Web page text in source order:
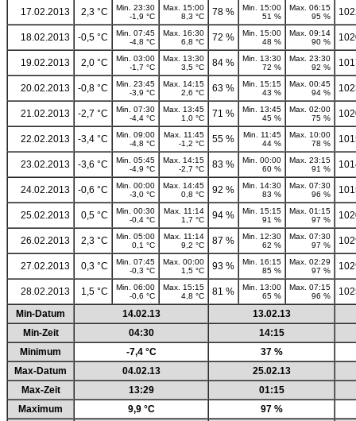
17.02.2013 2,3 °C
Min. 23:30
-1,9 °C
Max. 15:00
8,3 °C
78 %
Min. 15:00
51 %
Max. 06:15
95 %
18.02.2013 -0,5 °C
Min. 07:45
-4,8 °C
Max. 16:30
6,8 °C
72 %
Min. 15:00
48 %
Max. 09:14
90 %
19.02.2013 2,0 °C
Min. 03:00
-1,7 °C
Max. 13:30
3,5 °C
84 %
Min. 13:30
72 %
Max. 23:30
92 %
20.02.2013 -0,8 °C
Min. 23:45
-3,9 °C
Max. 14:15
2,6 °C
63 %
Min. 15:15
43 %
Max. 00:45
94 %
21.02.2013 -2,7 °C
Min. 07:30
-4,4 °C
Max. 13:45
1,0 °C
71 %
Min. 13:45
45 %
Max. 02:00
75 %
22.02.2013 -3,4 °C
Min. 09:00
-4,8 °C
Max. 11:45
-1,2 °C
55 %
Min. 11:45
44 %
Max. 10:00
78 %
23.02.2013 -3,6 °C
Min. 05:45
-4,9 °C
Max. 14:15
-2,7 °C
83 %
Min. 00:00
60 %
Max. 23:15
91 %
24.02.2013 -0,6 °C
Min. 00:00
-3,0 °C
Max. 14:45
0,8 °C
92 %
Min. 14:30
83 %
Max. 07:30
96 %
25.02.2013 0,5 °C
Min. 00:30
-0,4 °C
Max. 11:14
1,7 °C
94 %
Min. 15:15
91 %
Max. 01:15
97 %
26.02.2013 2,3 °C
Min. 05:00
0,1 °C
Max. 11:14
9,2 °C
87 %
Min. 12:30
62 %
Max. 07:30
97 %
27.02.2013 0,3 °C
Min. 07:45
-0,3 °C
Max. 00:00
1,5 °C
93 %
Min. 16:15
85 %
Max. 02:29
97 %
28.02.2013 1,5 °C
Min. 06:00
-0,6 °C
Max. 15:15
4,8 °C
81 %
Min. 13:00
65 %
Max. 07:15
96 %
Min-Datum
14.02.13
13.02.13
Min-Zeit
04:30
14:15
Minimum
-7,4 °C
37 %
Max-Datum
04.02.13
25.02.13
Max-Zeit
13:29
01:15
Maximum
9,9 °C
97 %